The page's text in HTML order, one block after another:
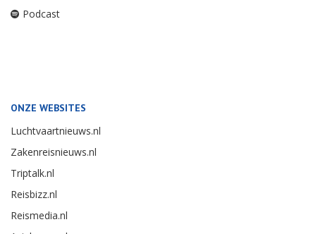
Podcast
ONZE WEBSITES
Luchtvaartnieuws.nl
Zakenreisnieuws.nl
Triptalk.nl
Reisbizz.nl
Reismedia.nl